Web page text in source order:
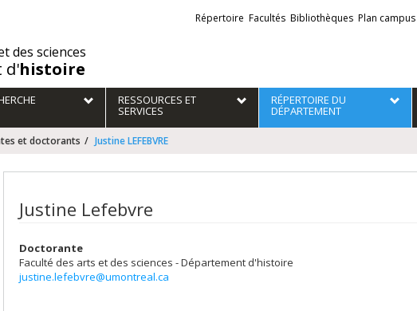
des sciences
d'histoire
Liens
externes
Répertoire Facultés Bibliothèques Plan campus
RESSOURCES ET
SERVICES
RÉPERTOIRE DU
DÉPARTEMENT
et doctorants Justine LEFEBVRE
Justine Lefebvre
Doctorante
Faculté des arts et des sciences - Département d'histoire
justine.lefebvre@umontreal.ca